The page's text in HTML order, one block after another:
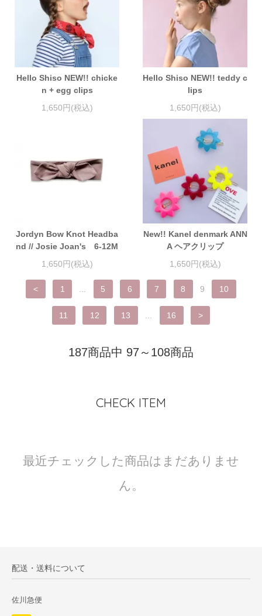
Hello Shiso NEW!! chicke
n + egg clips
1,650円(税込)
Hello Shiso NEW!! teddy c
lips
1,650円(税込)
Jordyn Bow Knot Headba
nd // Josie Joan's 6-12M
1,650円(税込)
New!! Kanel denmark ANN
A ヘアクリップ
1,650円(税込)
< 1 5 6 7 8 9 10
11 12 13 16 >
187商品中 97～108商品
CHECK ITEM
最近チェックした商品はまだありませ
ん。
配送・送料について
佐川急便